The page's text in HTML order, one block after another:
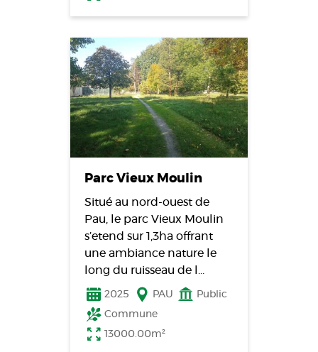
Parc Vieux Moulin
Situé au nord-ouest de
Pau, le parc Vieux Moulin
s’etend sur 1,3ha offrant
une ambiance nature le
long du ruisseau de l…
2025 PAU
Public
Commune
13000.00m²